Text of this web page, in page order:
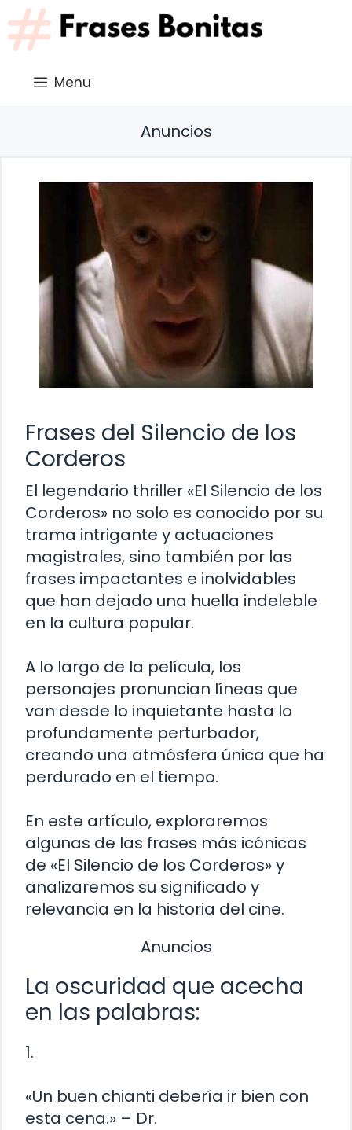
Saltar
al
contenido
Menu
Anuncios
Frases del Silencio de los
Corderos
El legendario thriller «El Silencio de los
Corderos» no solo es conocido por su
trama intrigante y actuaciones
magistrales, sino también por las
frases impactantes e inolvidables
que han dejado una huella indeleble
en la cultura popular.
A lo largo de la película, los
personajes pronuncian líneas que
van desde lo inquietante hasta lo
profundamente perturbador,
creando una atmósfera única que ha
perdurado en el tiempo.
En este artículo, exploraremos
algunas de las frases más icónicas
de «El Silencio de los Corderos» y
analizaremos su significado y
relevancia en la historia del cine.
Anuncios
La oscuridad que acecha
en las palabras:
1.
«Un buen chianti debería ir bien con
esta cena.» – Dr.